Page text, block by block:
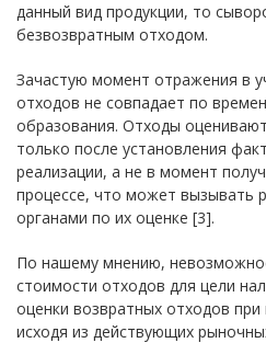
данный вид продукции, то
безвозвратным отходом.
Зачастую момент отражения в
отходов не совпадает по
образования. Отходы
только после установления
реализации, а не в момент
процессе, что может вызывать
органами по их оценке [3].
По нашему мнению,
стоимости отходов для цели
оценки возвратных отходов
исходя из действующих